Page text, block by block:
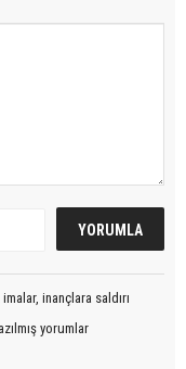
inançlara saldırı
yorumlar